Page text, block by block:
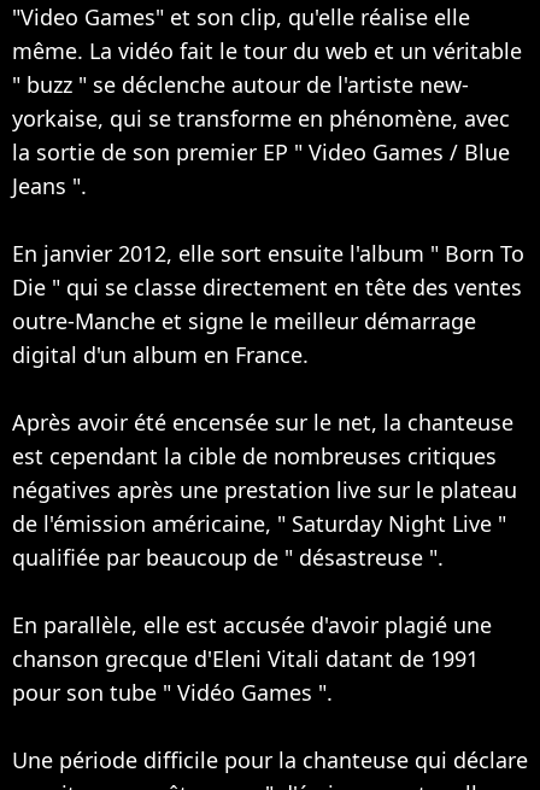
"Video Games" et son clip, qu'elle réalise elle
même. La vidéo fait le tour du web et un véritable
" buzz " se déclenche autour de l'artiste new-
yorkaise, qui se transforme en phénomène, avec
la sortie de son premier EP " Video Games / Blue
Jeans ".
En janvier 2012, elle sort ensuite l'album " Born To
Die " qui se classe directement en tête des ventes
outre-Manche et signe le meilleur démarrage
digital d'un album en France.
Après avoir été encensée sur le net, la chanteuse
est cependant la cible de nombreuses critiques
négatives après une prestation live sur le plateau
de l'émission américaine, " Saturday Night Live "
qualifiée par beaucoup de " désastreuse ".
En parallèle, elle est accusée d'avoir plagié une
chanson grecque d'Eleni Vitali datant de 1991
pour son tube " Vidéo Games ".
Une période difficile pour la chanteuse qui déclare